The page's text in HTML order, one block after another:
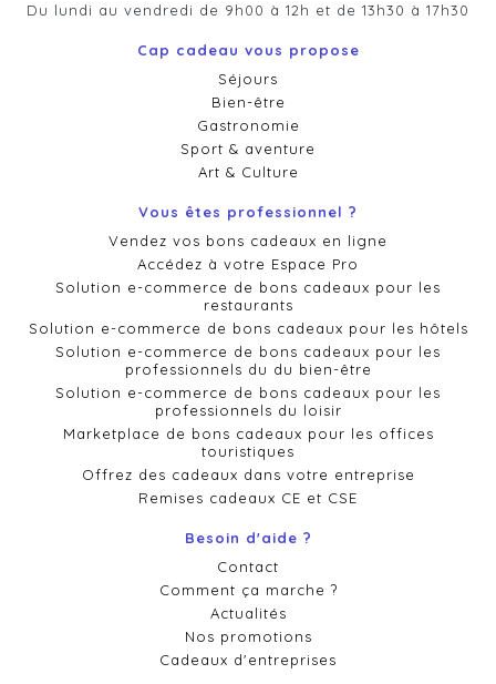
Du lundi au vendredi de 9h00 à 12h et de 13h30 à 17h30
Cap cadeau vous propose
Séjours
Bien-être
Gastronomie
Sport & aventure
Art & Culture
Vous êtes professionnel ?
Vendez vos bons cadeaux en ligne
Accédez à votre Espace Pro
Solution e-commerce de bons cadeaux pour les
restaurants
Solution e-commerce de bons cadeaux pour les hôtels
Solution e-commerce de bons cadeaux pour les
professionnels du du bien-être
Solution e-commerce de bons cadeaux pour les
professionnels du loisir
Marketplace de bons cadeaux pour les offices
touristiques
Offrez des cadeaux dans votre entreprise
Remises cadeaux CE et CSE
Besoin d'aide ?
Contact
Comment ça marche ?
Actualités
Nos promotions
Cadeaux d'entreprises